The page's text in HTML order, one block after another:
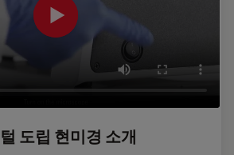
도립 현미경 소개